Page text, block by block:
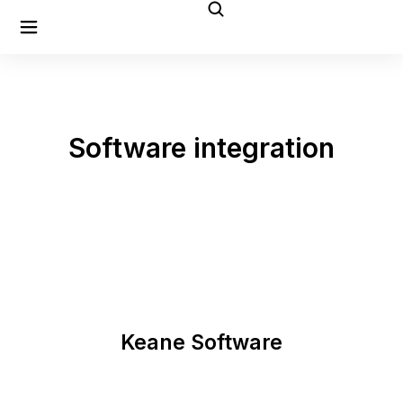
Software integration
Keane Software